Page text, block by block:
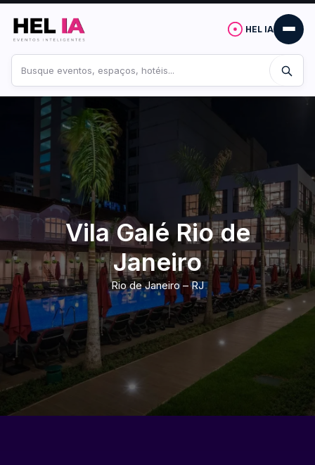
HEL IA
no
site
Vila Galé Rio de
Janeiro
Rio de Janeiro – RJ